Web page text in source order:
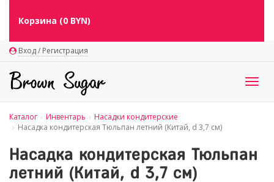
Вход / Регистрация
Корзина (0 BYN)
Каталог Инвентарь
Насадки кондитерские
Насадка кондитерская Тюльпан летний (Китай, d 3,7 см)
Насадка кондитерская Тюльпан
летний (Китай, d 3,7 см)